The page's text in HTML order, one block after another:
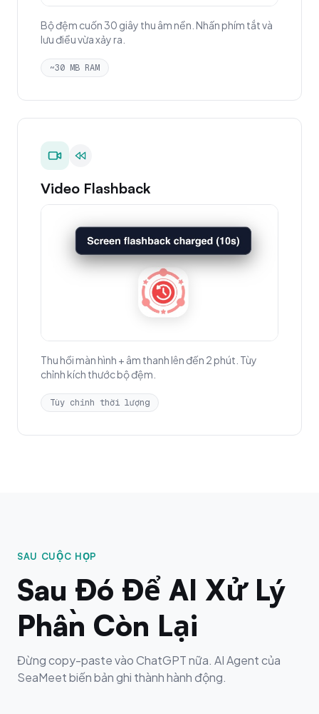
Bộ đệm cuốn 30 giây thu âm nền. Nhấn phím tắt và
lưu điều vừa xảy ra.
~30 MB RAM
Video Flashback
Thu hồi màn hình + âm thanh lên đến 2 phút. Tùy
chỉnh kích thước bộ đệm.
Tùy chỉnh thời lượng
SAU CUỘC HỌP
Sau Đó Để AI Xử Lý
Phần Còn Lại
Đừng copy-paste vào ChatGPT nữa. AI Agent của
SeaMeet biến bản ghi thành hành động.